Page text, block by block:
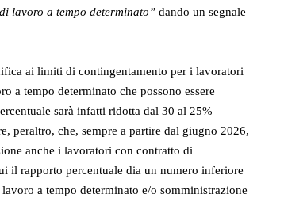
lavoro a tempo determinato” dando un segnale
ai limiti di contingentamento per i lavoratori
a tempo determinato che possono essere
sarà infatti ridotta dal 30 al 25%
peraltro, che, sempre a partire dal giugno 2026,
anche i lavoratori con contratto di
il rapporto percentuale dia un numero inferiore
a tempo determinato e/o somministrazione